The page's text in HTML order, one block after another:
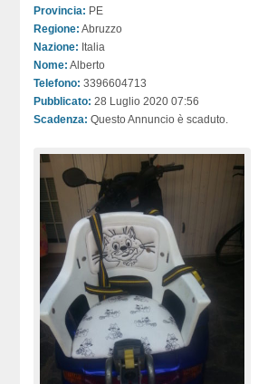
Provincia: PE
Regione: Abruzzo
Nazione: Italia
Nome: Alberto
Telefono: 3396604713
Pubblicato: 28 Luglio 2020 07:56
Scadenza: Questo Annuncio è scaduto.